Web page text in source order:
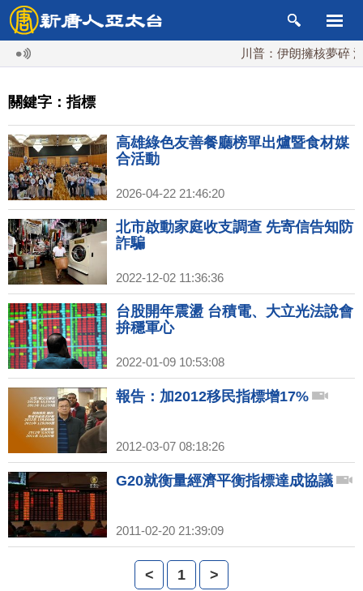
川普：伊朗擁核夢碎 海
關鍵字：指標
高雄綠色友善餐廳榜單出爐暨食材媒
合活動
2026-04-22 21:46:20
北市啟動家庭收支調查 先寄信告知防
詐騙
2022-12-02 11:36:36
台股開年震盪 台積電、大立光法說會
拚穩軍心
2022-01-09 10:53:08
報告：加2012移民指標增17%
2012-03-07 08:18:26
G20就衡量經濟平衡指標達成協議
2011-02-20 21:39:09
< 1 >